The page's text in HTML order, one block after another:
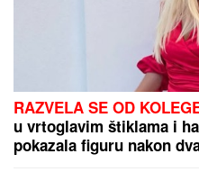
RAZVELA SE OD
u vrtoglavim štiklama i
pokazala figuru nakon